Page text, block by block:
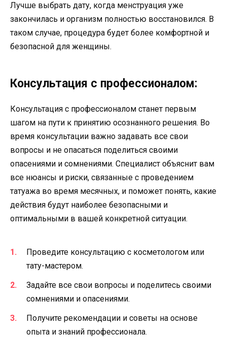
Лучше выбрать дату, когда менструация уже
закончилась и организм полностью восстановился. В
таком случае, процедура будет более комфортной и
безопасной для женщины.
Консультация с профессионалом:
Консультация с профессионалом станет первым
шагом на пути к принятию осознанного решения. Во
время консультации важно задавать все свои
вопросы и не опасаться поделиться своими
опасениями и сомнениями. Специалист объяснит вам
все нюансы и риски, связанные с проведением
татуажа во время месячных, и поможет понять, какие
действия будут наиболее безопасными и
оптимальными в вашей конкретной ситуации.
Проведите консультацию с косметологом или
тату-мастером.
Задайте все свои вопросы и поделитесь своими
сомнениями и опасениями.
Получите рекомендации и советы на основе
опыта и знаний профессионала.